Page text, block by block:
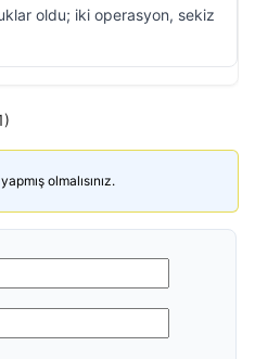
oldu; iki operasyon, sekiz
olmalısınız.